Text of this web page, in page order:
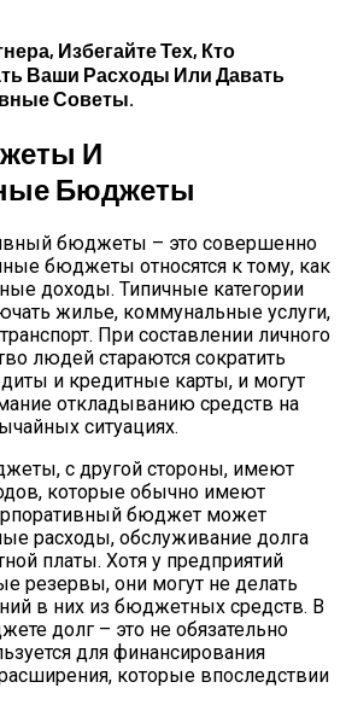
Избегайте Тех, Кто
Ваши Расходы Или Давать
Советы.
И
Бюджеты
бюджеты – это совершенно
бюджеты относятся к тому, как
доходы. Типичные категории
жилье, коммунальные услуги,
При составлении личного
людей стараются сократить
и кредитные карты, и могут
откладыванию средств на
ситуациях.
с другой стороны, имеют
которые обычно имеют
бюджет может
расходы, обслуживание долга
платы. Хотя у предприятий
резервы, они могут не делать
в них из бюджетных средств. В
долг – это не обязательно
для финансирования
которые впоследствии